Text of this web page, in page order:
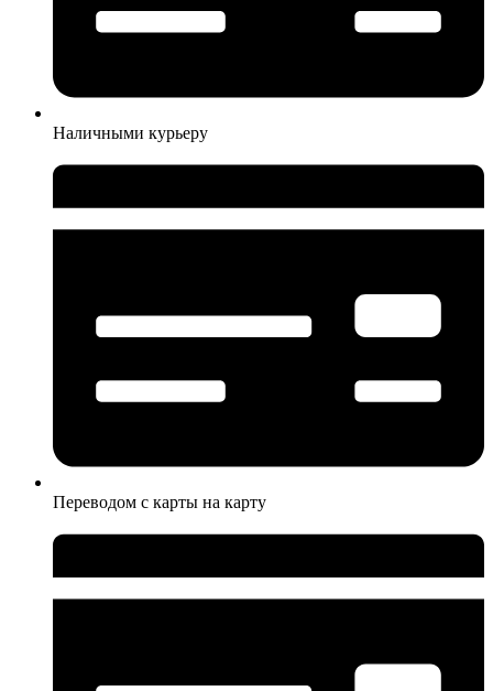
Наличными курьеру
Переводом с карты на карту